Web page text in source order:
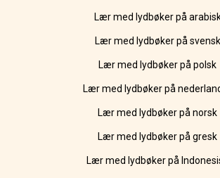
Lær med lydbøker på
Lær med lydbøker på svensk
Lær med lydbøker på polsk
Lær med lydbøker på
Lær med lydbøker på norsk
Lær med lydbøker på gresk
Lær med lydbøker på